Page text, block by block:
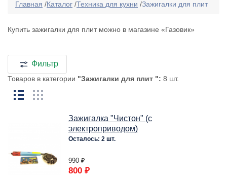
Главная /Каталог /Техника для кухни /Зажигалки для плит
Купить зажигалки для плит можно в магазине «Газовик»
Фильтр
Товаров в категории "Зажигалки для плит ": 8 шт.
Зажигалка "Чистон" (с
электроприводом)
Осталось: 2 шт.
990 ₽
800 ₽